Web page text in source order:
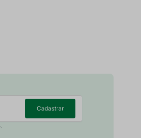
Cadastrar